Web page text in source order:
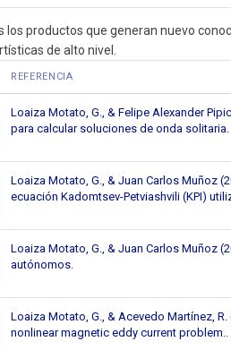
los productos que generan nuevo
de alto nivel.
REFERENCIA
Loaiza Motato, G., & Felipe Alexander
para calcular soluciones de onda solitaria.
Loaiza Motato, G., & Juan Carlos Muñoz
ecuación Kadomtsev-Petviashvili (KPI)
Loaiza Motato, G., & Juan Carlos Muñoz
autónomos.
Loaiza Motato, G., & Acevedo Martínez,
nonlinear magnetic eddy current problem..